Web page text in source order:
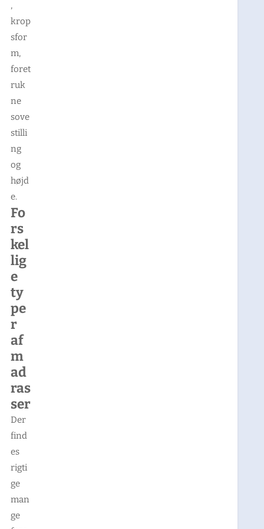
,
krop
sfor
m,
foret
ruk
ne
sove
stilli
ng
og
højd
e.
Fo
rs
kel
lig
e
ty
pe
r
af
m
ad
ras
ser
Der
find
es
rigti
ge
man
ge